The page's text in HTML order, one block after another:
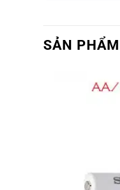
SẢN